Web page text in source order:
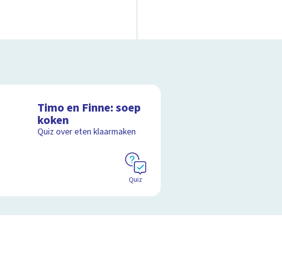
Timo en Finne: soep
koken
Quiz over eten klaarmaken
Quiz